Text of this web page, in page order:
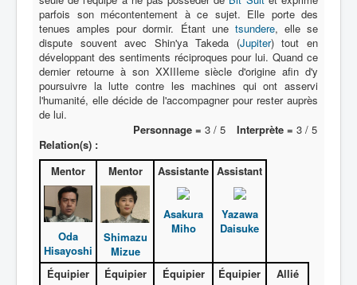
Équipe
Personnage
Transformation
Équipement
Mecha
Objet
Lieu
Épisode
Référence
Fanservice
parfois son mécontentement à ce sujet. Elle porte des
tenues amples pour dormir. Étant une tsundere, elle se
dispute souvent avec Shin'ya Takeda (Jupiter) tout en
développant des sentiments réciproques pour lui. Quand ce
dernier retourne à son XXIIIeme siècle d'origine afin d'y
poursuivre la lutte contre les machines qui ont asservi
l'humanité, elle décide de l'accompagner pour rester auprès
de lui.
Personnage = 3 / 5 Interprète = 3 / 5
Relation(s) :
Mentor
Oda
Hisayoshi
Mentor
Shimazu
Mizue
Assistante
Asakura
Miho
Assistant
Yazawa
Daisuke
Équipier Équipier Équipier Équipier Allié